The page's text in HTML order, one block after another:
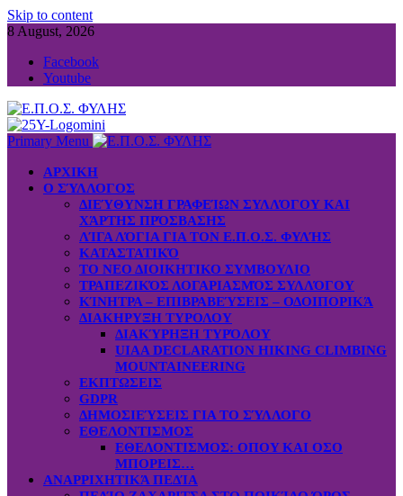
Skip to content
8 August, 2026
Facebook
Youtube
Primary Menu
ΑΡΧΙΚΗ
Ο ΣΎΛΛΟΓΟΣ
ΔΙΕΎΘΥΝΣΗ ΓΡΑΦΕΊΩΝ ΣΥΛΛΌΓΟΥ ΚΑΙ
ΧΆΡΤΗΣ ΠΡΌΣΒΑΣΗΣ
ΛΊΓΑ ΛΌΓΙΑ ΓΙΑ ΤΟΝ Ε.Π.Ο.Σ. ΦΥΛΉΣ
ΚΑΤΑΣΤΑΤΙΚΌ
ΤΟ ΝΕΟ ΔΙΟΙΚΗΤΙΚΟ ΣΥΜΒΟΥΛΙΟ
ΤΡΑΠΕΖΙΚΌΣ ΛΟΓΑΡΙΑΣΜΌΣ ΣΥΛΛΌΓΟΥ
ΚΊΝΗΤΡΑ – ΕΠΙΒΡΑΒΕΎΣΕΙΣ – ΟΔΟΙΠΟΡΙΚΆ
ΔΙΑΚΗΡΥΞΗ ΤΥΡΟΛΟΥ
ΔΙΑΚΎΡΗΞΗ ΤΥΡΌΛΟΥ
UIAA DECLARATION HIKING CLIMBING
MOUNTAINEERING
ΕΚΠΤΩΣΕΙΣ
GDPR
ΔΗΜΟΣΙΕΎΣΕΙΣ ΓΙΑ ΤΟ ΣΎΛΛΟΓΟ
ΕΘΕΛΟΝΤΙΣΜΟΣ
ΕΘΕΛΟΝΤΙΣΜΟΣ: OΠOY KAI ΟΣΟ
ΜΠΟΡΕΙΣ…
ΑΝΑΡΡΙΧΗΤΙΚΆ ΠΕΔΊΑ